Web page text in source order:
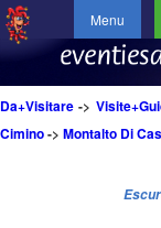
Menu
Da+Visitare ->
Cimino-> Montalto Di